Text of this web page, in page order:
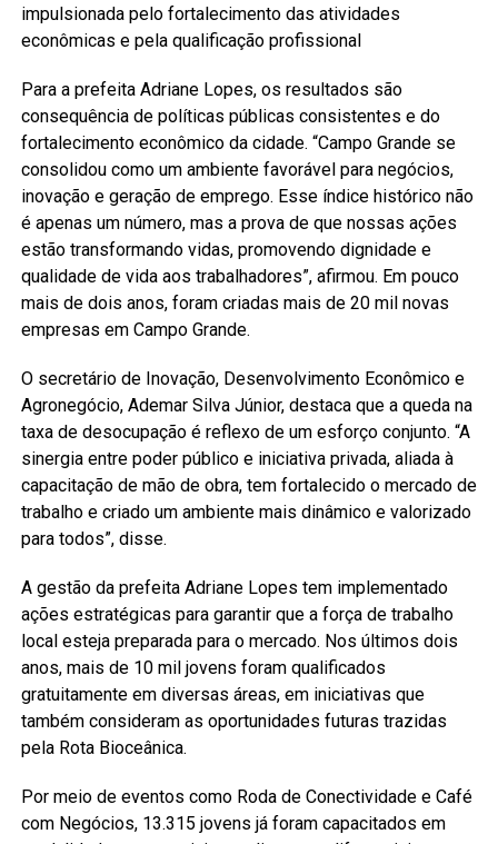
impulsionada pelo fortalecimento das atividades
econômicas e pela qualificação profissional
Para a prefeita Adriane Lopes, os resultados são
consequência de políticas públicas consistentes e do
fortalecimento econômico da cidade. “Campo Grande se
consolidou como um ambiente favorável para negócios,
inovação e geração de emprego. Esse índice histórico não
é apenas um número, mas a prova de que nossas ações
estão transformando vidas, promovendo dignidade e
qualidade de vida aos trabalhadores”, afirmou. Em pouco
mais de dois anos, foram criadas mais de 20 mil novas
empresas em Campo Grande.
O secretário de Inovação, Desenvolvimento Econômico e
Agronegócio, Ademar Silva Júnior, destaca que a queda na
taxa de desocupação é reflexo de um esforço conjunto. “A
sinergia entre poder público e iniciativa privada, aliada à
capacitação de mão de obra, tem fortalecido o mercado de
trabalho e criado um ambiente mais dinâmico e valorizado
para todos”, disse.
A gestão da prefeita Adriane Lopes tem implementado
ações estratégicas para garantir que a força de trabalho
local esteja preparada para o mercado. Nos últimos dois
anos, mais de 10 mil jovens foram qualificados
gratuitamente em diversas áreas, em iniciativas que
também consideram as oportunidades futuras trazidas
pela Rota Bioceânica.
Por meio de eventos como Roda de Conectividade e Café
com Negócios, 13.315 jovens já foram capacitados em